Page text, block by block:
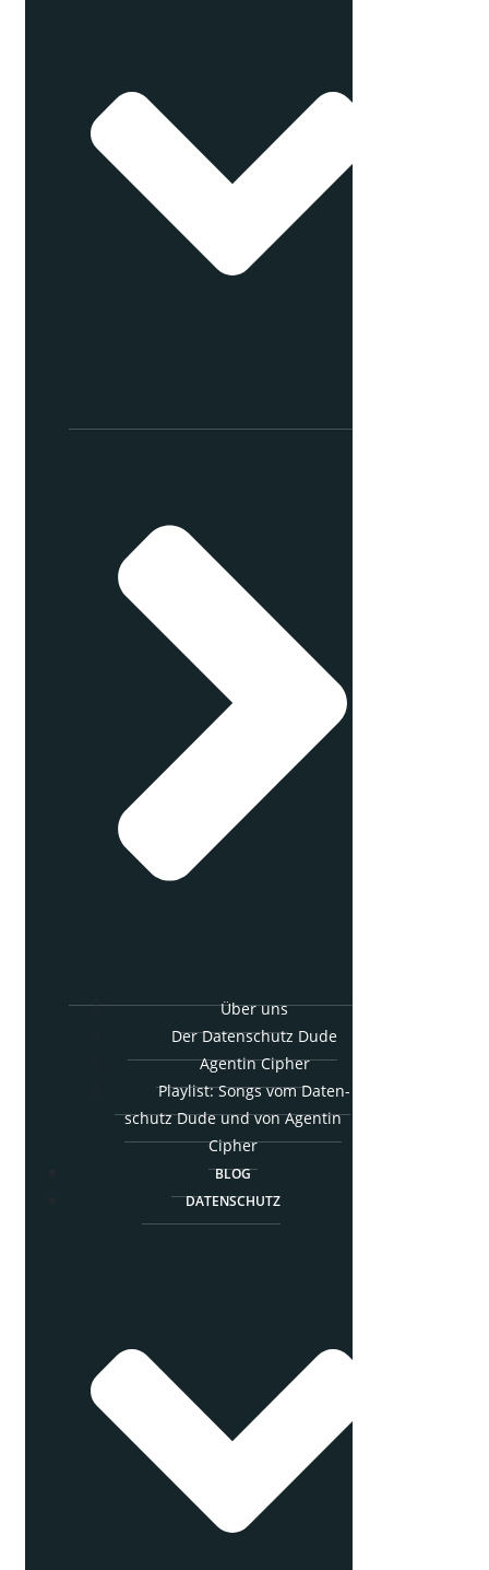
Über uns
Der Daten­schutz Dude
Agen­tin Cipher
Play­list: Songs vom Daten­
schutz Dude und von Agen­tin
Cipher
BLOG
DATEN­SCHUTZ